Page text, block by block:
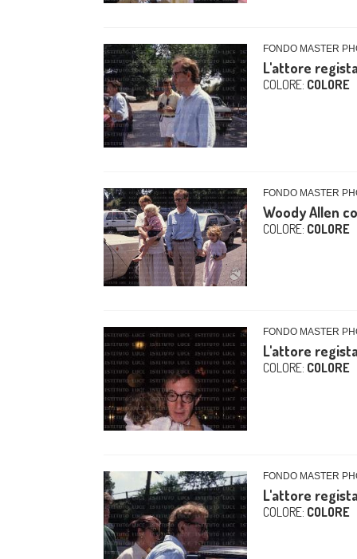
FONDO MASTER
L'attore
COLORE: COLORE
FONDO MASTER
Woody Allen
COLORE: COLORE
FONDO MASTER
L'attore
COLORE: COLORE
FONDO MASTER
L'attore
COLORE: COLORE